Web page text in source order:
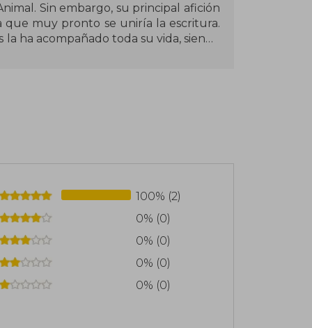
Sin embargo, su principal afición
que muy pronto se uniría la escritura.
ha acompañado toda su vida, siendo
'BasAsh. Saltan chispas' es su
100% (2)
0% (0)
0% (0)
0% (0)
0% (0)